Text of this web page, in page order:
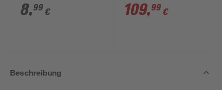
mm
8,99 €
inklusive WC-Sitz
weiß
109,99 €
Beschreibung